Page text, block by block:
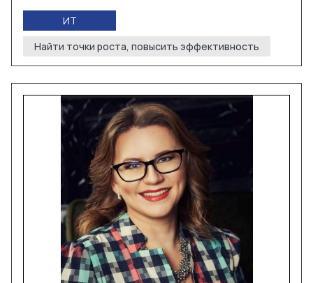
ИТ
Найти точки роста, повысить эффективность